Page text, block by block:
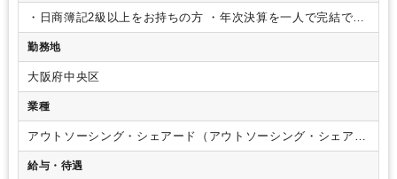
・日商簿記2級以上をお持ちの方 ・年次決算を一人で完結でき
る方・固定資産の計上判断が可能な方（中小特例基準と一般
の判断基準の違いが判る方）
応）・簡易課税での仕訳処理が出来る方
のご経験をお持ちの方
ビス、BPO出身の方
勤務地
大阪府中央区
業種
アウトソーシング・シェアード（アウトソーシング・シェアー
ドサービス）
給与・待遇